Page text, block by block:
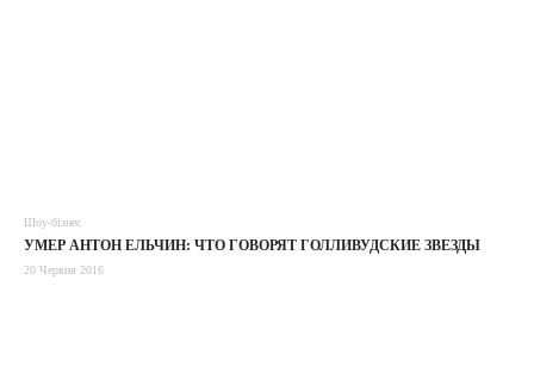
Шоу-бізнес
УМЕР АНТОН ЕЛЬЧИН: ЧТО ГОВОРЯТ ГОЛЛИВУДСКИЕ ЗВЕЗДЫ
20 Червня 2016